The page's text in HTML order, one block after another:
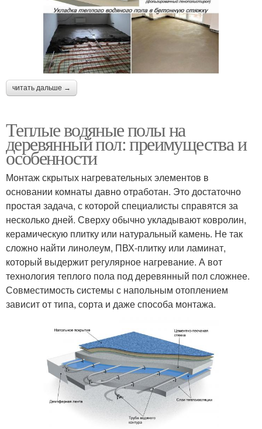
читать дальше →
Теплые водяные полы на
деревянный пол: преимущества и
особенности
Монтаж скрытых нагревательных элементов в
основании комнаты давно отработан. Это достаточно
простая задача, с которой специалисты справятся за
несколько дней. Сверху обычно укладывают ковролин,
керамическую плитку или натуральный камень. Не так
сложно найти линолеум, ПВХ-плитку или ламинат,
который выдержит регулярное нагревание. А вот
технология теплого пола под деревянный пол сложнее.
Совместимость системы с напольным отоплением
зависит от типа, сорта и даже способа монтажа.